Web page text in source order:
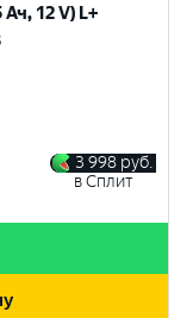
12 V) L+
3 998 руб.
в Сплит